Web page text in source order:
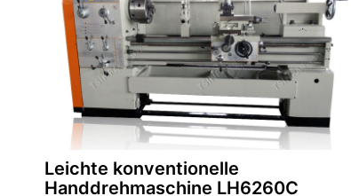
Leichte konventionelle
Handdrehmaschine LH6260C